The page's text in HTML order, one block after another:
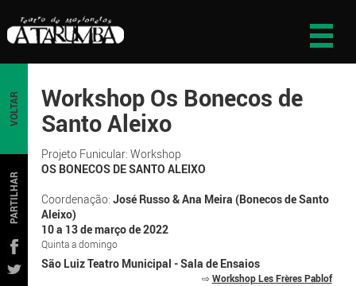
VOLTAR
PARTILHAR
Workshop Os Bonecos de
Santo Aleixo
Projeto Funicular: Workshop
OS BONECOS DE SANTO ALEIXO
Coordenação: José Russo & Ana Meira (Bonecos de Santo
Aleixo)
10 a 13 de março de 2022
Quinta a domingo
São Luiz Teatro Municipal - Sala de Ensaios
⇨Workshop Les Frères Pablof